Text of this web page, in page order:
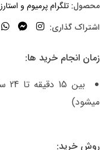
محصول: تلگرام پرمیوم و استارز
اشتراک گذاری:
زمان انجام خرید ها:
میشود)
روش خرید: